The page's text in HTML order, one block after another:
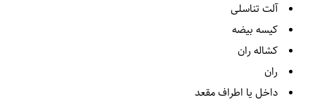
آلت تناسلی
کیسه بیضه
کشاله ران
ران
داخل یا اطراف مقعد